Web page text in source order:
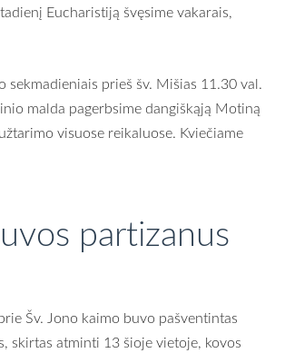
Eucharistiją švęsime vakarais,
sekmadieniais prieš šv. Mišias 11.30 val.
malda pagerbsime dangiškąją Motiną
visuose reikaluose. Kviečiame
partizanus
Šv. Jono kaimo buvo pašventintas
skirtas atminti 13 šioje vietoje, kovos